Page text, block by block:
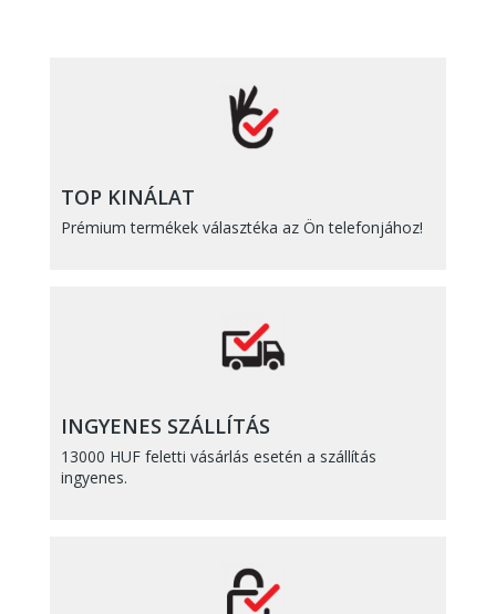
TOP KINÁLAT
Prémium termékek választéka az Ön telefonjához!
INGYENES SZÁLLÍTÁS
13000 HUF feletti vásárlás esetén a szállítás
ingyenes.